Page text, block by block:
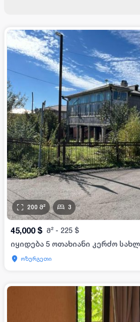
200 მ² 3
45,000 $ მ² - 225 $
იყიდება 5 ოთახიანი კერძო
ოზურგეთი